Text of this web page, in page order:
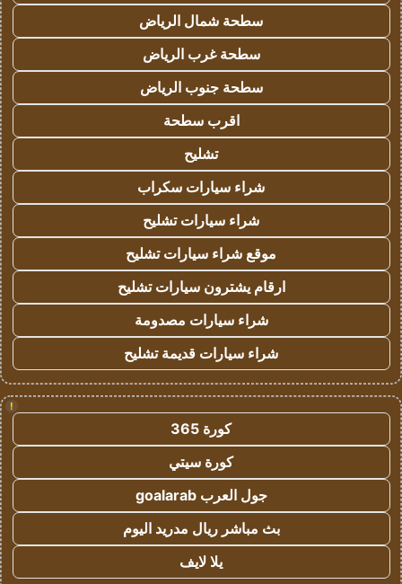
سطحة شمال الرياض
سطحة غرب الرياض
سطحة جنوب الرياض
اقرب سطحة
تشليح
شراء سيارات سكراب
شراء سيارات تشليح
موقع شراء سيارات تشليح
ارقام يشترون سيارات تشليح
شراء سيارات مصدومة
شراء سيارات قديمة تشليح
!
كورة 365
كورة سيتي
جول العرب goalarab
بث مباشر ريال مدريد اليوم
يلا لايف